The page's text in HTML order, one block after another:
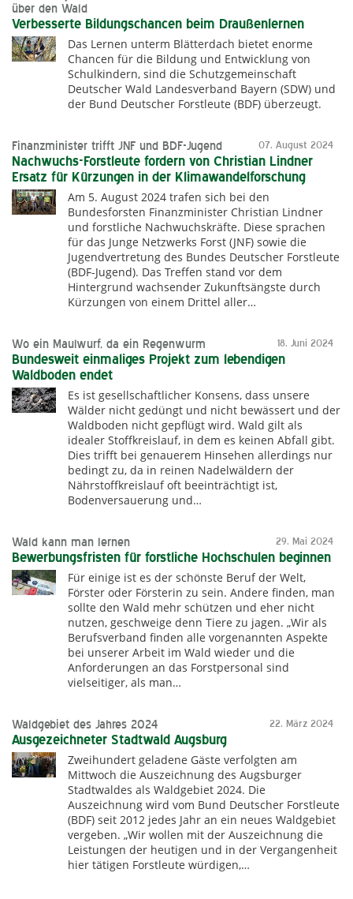
über den Wald
Verbesserte Bildungschancen beim Draußenlernen
Das Lernen unterm Blätterdach bietet enorme
Chancen für die Bildung und Entwicklung von
Schulkindern, sind die Schutzgemeinschaft
Deutscher Wald Landesverband Bayern (SDW) und
der Bund Deutscher Forstleute (BDF) überzeugt.
07. August 2024
Finanzminister trifft JNF und BDF-Jugend
Nachwuchs-Forstleute fordern von Christian Lindner
Ersatz für Kürzungen in der Klimawandelforschung
Am 5. August 2024 trafen sich bei den
Bundesforsten Finanzminister Christian Lindner
und forstliche Nachwuchskräfte. Diese sprachen
für das Junge Netzwerks Forst (JNF) sowie die
Jugendvertretung des Bundes Deutscher Forstleute
(BDF-Jugend). Das Treffen stand vor dem
Hintergrund wachsender Zukunftsängste durch
Kürzungen von einem Drittel aller…
18. Juni 2024
Wo ein Maulwurf, da ein Regenwurm
Bundesweit einmaliges Projekt zum lebendigen
Waldboden endet
Es ist gesellschaftlicher Konsens, dass unsere
Wälder nicht gedüngt und nicht bewässert und der
Waldboden nicht gepflügt wird. Wald gilt als
idealer Stoffkreislauf, in dem es keinen Abfall gibt.
Dies trifft bei genauerem Hinsehen allerdings nur
bedingt zu, da in reinen Nadelwäldern der
Nährstoffkreislauf oft beeinträchtigt ist,
Bodenversauerung und…
29. Mai 2024
Wald kann man lernen
Bewerbungsfristen für forstliche Hochschulen beginnen
Für einige ist es der schönste Beruf der Welt,
Förster oder Försterin zu sein. Andere finden, man
sollte den Wald mehr schützen und eher nicht
nutzen, geschweige denn Tiere zu jagen. „Wir als
Berufsverband finden alle vorgenannten Aspekte
bei unserer Arbeit im Wald wieder und die
Anforderungen an das Forstpersonal sind
vielseitiger, als man…
22. März 2024
Waldgebiet des Jahres 2024
Ausgezeichneter Stadtwald Augsburg
Zweihundert geladene Gäste verfolgten am
Mittwoch die Auszeichnung des Augsburger
Stadtwaldes als Waldgebiet 2024. Die
Auszeichnung wird vom Bund Deutscher Forstleute
(BDF) seit 2012 jedes Jahr an ein neues Waldgebiet
vergeben. „Wir wollen mit der Auszeichnung die
Leistungen der heutigen und in der Vergangenheit
hier tätigen Forstleute würdigen,…